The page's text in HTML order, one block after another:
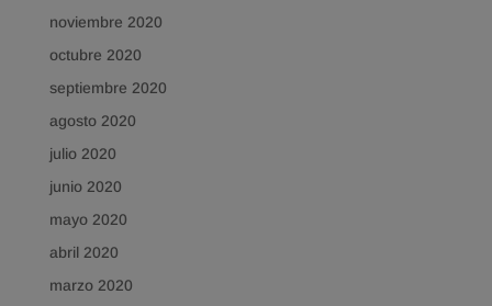
noviembre 2020
octubre 2020
septiembre 2020
agosto 2020
julio 2020
junio 2020
mayo 2020
abril 2020
marzo 2020